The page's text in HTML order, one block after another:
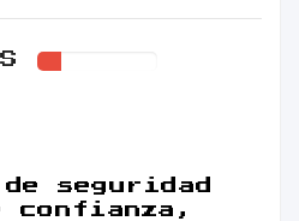
seguridad
confianza,